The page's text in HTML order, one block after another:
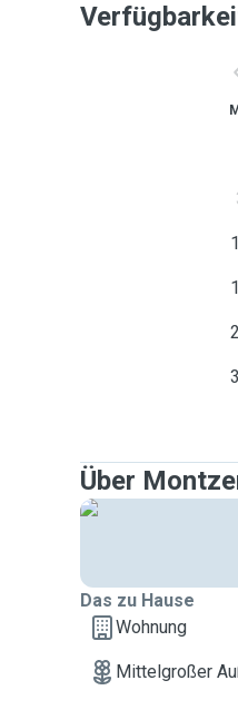
Über
Das zu Hause
Wohnung
Mittelgroßer